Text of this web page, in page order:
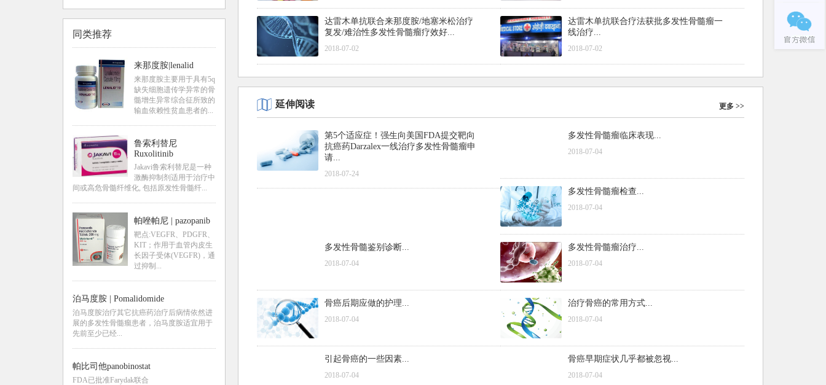
同类推荐
来那度胺|lenalid
来那度胺主要用于具有5q
缺失细胞遗传学异常的骨
髓增生异常综合征所致的
输血依赖性贫血患者的...
鲁索利替尼
Ruxolitinib
Jakavi鲁索利替尼是一种
激酶抑制剂适用于治疗中
间或高危骨髓纤维化, 包括原发性骨髓纤...
帕唑帕尼 | pazopanib
靶点:VEGFR、PDGFR、
KIT；作用于血管内皮生
长因子受体(VEGFR)，通
过抑制...
泊马度胺 | Pomalidomide
泊马度胺治疗其它抗癌药治疗后病情依然进
展的多发性骨髓瘤患者，泊马度胺适宜用于
先前至少已经...
帕比司他panobinostat
FDA已批准Farydak联合
达雷木单抗联合来那度胺/地塞米松治疗
复发/难治性多发性骨髓瘤疗效好...
2018-07-02
达雷木单抗联合疗法获批多发性骨髓瘤一
线治疗...
2018-07-02
更多 >>
延伸阅读
第5个适应症！强生向美国FDA提交靶向
抗癌药Darzalex一线治疗多发性骨髓瘤申
请...
2018-07-24
多发性骨髓瘤临床表现...
2018-07-04
多发性骨髓瘤检查...
2018-07-04
多发性骨髓鉴别诊断...
2018-07-04
多发性骨髓瘤治疗...
2018-07-04
骨癌后期应做的护理...
2018-07-04
治疗骨癌的常用方式...
2018-07-04
引起骨癌的一些因素...
2018-07-04
骨癌早期症状几乎都被忽视...
2018-07-04